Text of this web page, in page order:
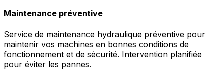
Maintenance préventive
Service de maintenance hydraulique préventive pour
maintenir vos machines en bonnes conditions de
fonctionnement et de sécurité. Intervention planifiée
pour éviter les pannes.